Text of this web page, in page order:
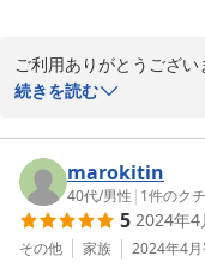
ご利用ありがとうござ
利用時には「おもしろい
2025-01-22
続きを読む
marokitin
40代/男性 | 1件のク
5 2024年4
その他 家族 2024年4月